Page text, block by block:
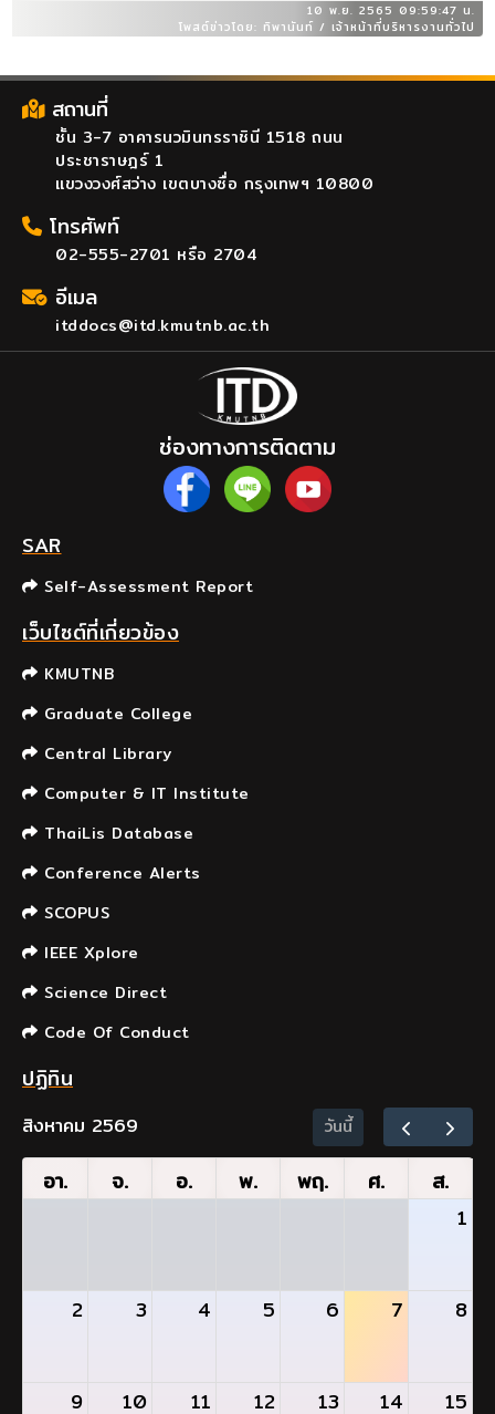
10 พ.ย. 2565 09:59:47 น.
โพสต์ข่าวโดย: ทิพานันท์ / เจ้าหน้าที่บริหารงานทั่วไป
สถานที่
ชั้น 3-7 อาคารนวมินทรราชินี 1518 ถนน
ประชาราษฎร์ 1
แขวงวงศ์สว่าง เขตบางซื่อ กรุงเทพฯ 10800
โทรศัพท์
02-555-2701 หรือ 2704
อีเมล
itddocs@itd.kmutnb.ac.th
ช่องทางการติดตาม
SAR
Self-Assessment Report
เว็บไซต์ที่เกี่ยวข้อง
KMUTNB
Graduate College
Central Library
Computer & IT Institute
ThaiLis Database
Conference Alerts
SCOPUS
IEEE Xplore
Science Direct
Code Of Conduct
ปฏิทิน
สิงหาคม 2569 วันนี้
อา. จ. อ. พ. พฤ. ศ. ส.
1
2 3 4 5 6 7 8
9 10 11 12 13 14 15